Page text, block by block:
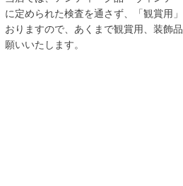
に定められた検査を通さず、「観賞用
おりますので、あくまで観賞用、装飾
願いいたします。